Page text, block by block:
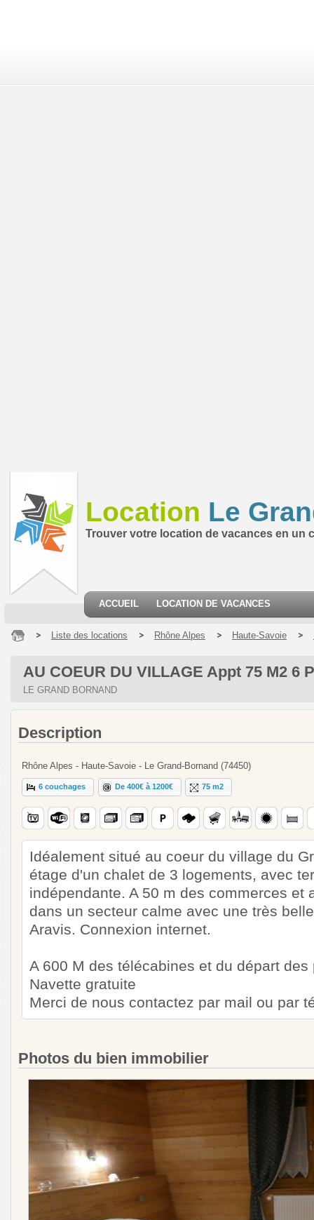
Location Le
Trouver votre location de vacances en un
ACCUEIL LOCATION DE VACANCES
Liste des locations Rhône Alpes Haute-Savoie
AU COEUR DU VILLAGE Appt 75 M2 6
LE GRAND BORNAND
Description
Rhône Alpes - Haute-Savoie - Le Grand-Bornand (74450)
6 couchages De 400€ à 1200€ 75 m2
Idéalement situé au coeur du village du
étage d'un chalet de 3 logements, avec
indépendante. A 50 m des commerces et
dans un secteur calme avec une très
Aravis. Connexion internet.
A 600 M des télécabines et du départ
Navette gratuite
Merci de nous contactez par mail ou par
Photos du bien immobilier